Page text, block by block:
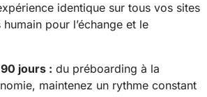
identique sur tous vos sites
pour l’échange et le
jours : du préboarding à la
maintenez un rythme constant